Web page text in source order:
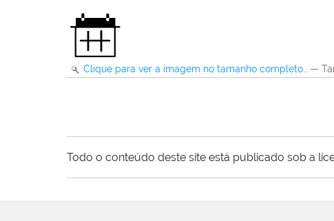
Clique para ver a imagem no tamanho completo… —
Todo o conteúdo deste site está publicado sob a